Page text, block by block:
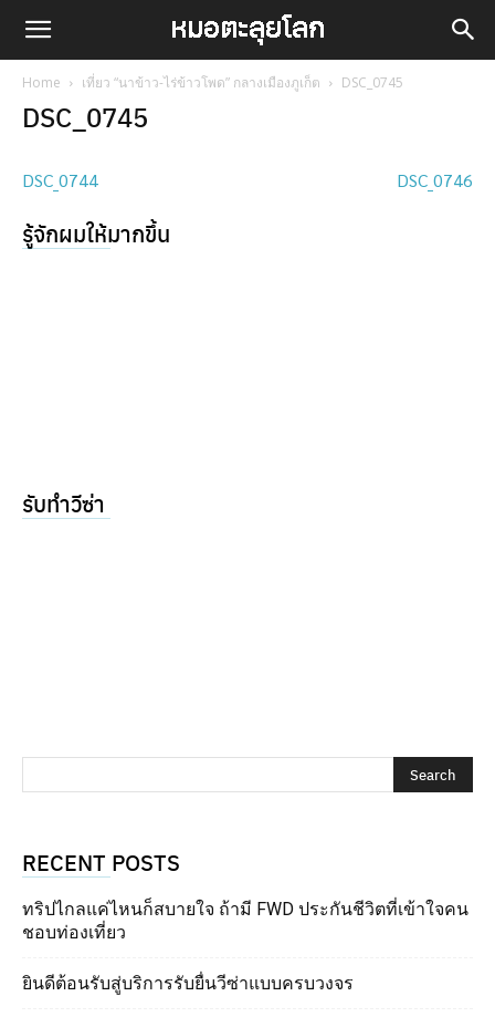
Home เที่ยว “นาข้าว-ไร่ข้าวโพด” กลางเมืองภูเก็ต DSC_0745
DSC_0745
DSC_0744 DSC_0746
รู้จักผมให้มากขึ้น
รับทำวีซ่า
RECENT POSTS
ทริปไกลแค่ไหนก็สบายใจ ถ้ามี FWD ประกันชีวิตที่เข้าใจคน
ชอบท่องเที่ยว
ยินดีต้อนรับสู่บริการรับยื่นวีซ่าแบบครบวงจร